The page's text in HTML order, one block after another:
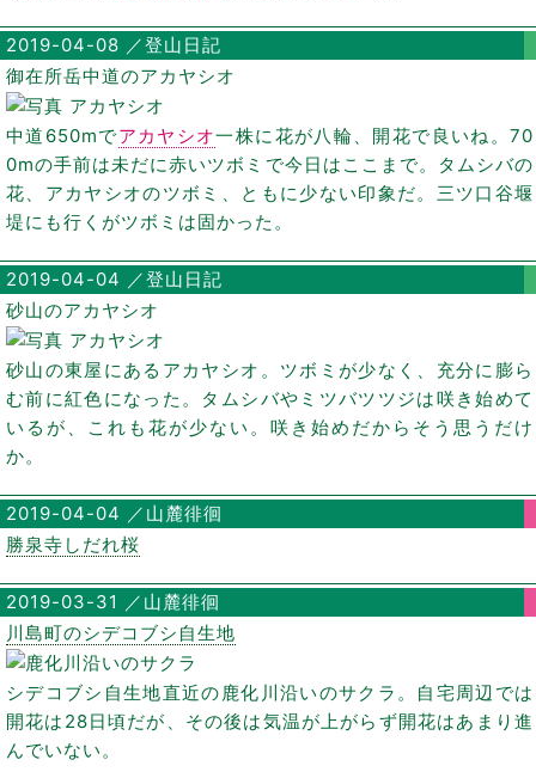
2019-04-08 ／登山日記
御在所岳中道のアカヤシオ
中道650mでアカヤシオ一株に花が八輪、開花で良いね。70
0mの手前は未だに赤いツボミで今日はここまで。タムシバの
花、アカヤシオのツボミ、ともに少ない印象だ。三ツ口谷堰
堤にも行くがツボミは固かった。
2019-04-04 ／登山日記
砂山のアカヤシオ
砂山の東屋にあるアカヤシオ。ツボミが少なく、充分に膨ら
む前に紅色になった。タムシバやミツバツツジは咲き始めて
いるが、これも花が少ない。咲き始めだからそう思うだけ
か。
2019-04-04 ／山麓徘徊
勝泉寺しだれ桜
2019-03-31 ／山麓徘徊
川島町のシデコブシ自生地
シデコブシ自生地直近の鹿化川沿いのサクラ。自宅周辺では
開花は28日頃だが、その後は気温が上がらず開花はあまり進
んでいない。